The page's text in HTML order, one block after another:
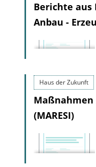
Berichte aus
Anbau -
Haus der Zukunft
Maßnahmen
(MARESI)